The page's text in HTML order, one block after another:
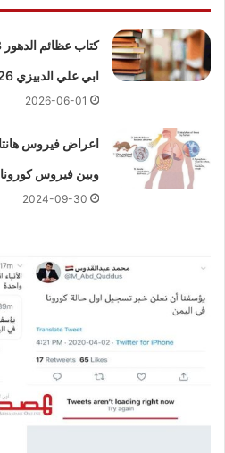
ابي علي الدبيزي 2026
2026-06-01
وبين فيروس كورونا
2024-09-30